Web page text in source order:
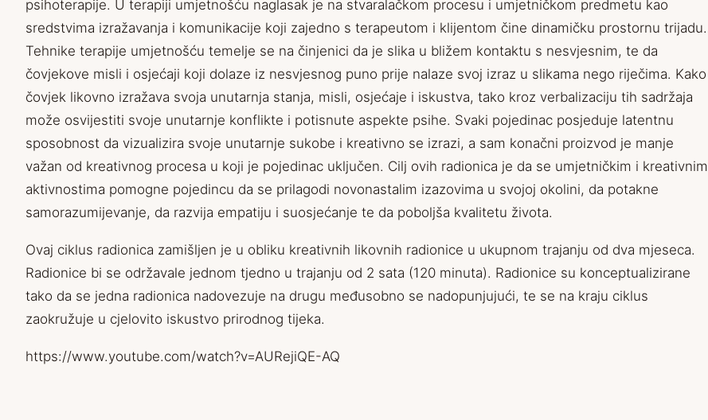
psihoterapije. U terapiji umjetnošću naglasak je na stvaralačkom procesu i umjetničkom predmetu kao
sredstvima izražavanja i komunikacije koji zajedno s terapeutom i klijentom čine dinamičku prostornu trijadu.
Tehnike terapije umjetnošću temelje se na činjenici da je slika u bližem kontaktu s nesvjesnim, te da
čovjekove misli i osjećaji koji dolaze iz nesvjesnog puno prije nalaze svoj izraz u slikama nego riječima. Kako
čovjek likovno izražava svoja unutarnja stanja, misli, osjećaje i iskustva, tako kroz verbalizaciju tih sadržaja
može osvijestiti svoje unutarnje konflikte i potisnute aspekte psihe. Svaki pojedinac posjeduje latentnu
sposobnost da vizualizira svoje unutarnje sukobe i kreativno se izrazi, a sam konačni proizvod je manje
važan od kreativnog procesa u koji je pojedinac uključen. Cilj ovih radionica je da se umjetničkim i kreativnim
aktivnostima pomogne pojedincu da se prilagodi novonastalim izazovima u svojoj okolini, da potakne
samorazumijevanje, da razvija empatiju i suosjećanje te da poboljša kvalitetu života.
Ovaj ciklus radionica zamišljen je u obliku kreativnih likovnih radionice u ukupnom trajanju od dva mjeseca.
Radionice bi se održavale jednom tjedno u trajanju od 2 sata (120 minuta). Radionice su konceptualizirane
tako da se jedna radionica nadovezuje na drugu međusobno se nadopunjujući, te se na kraju ciklus
zaokružuje u cjelovito iskustvo prirodnog tijeka.
https://www.youtube.com/watch?v=AURejiQE-AQ